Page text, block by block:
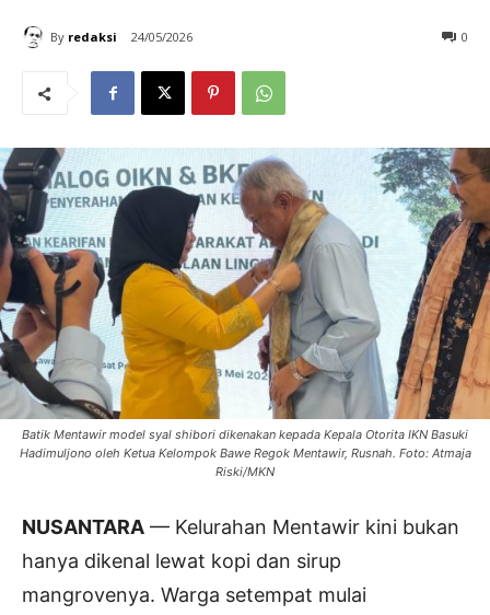
By redaksi 24/05/2026 0
Batik Mentawir model syal shibori dikenakan kepada Kepala Otorita IKN Basuki
Hadimuljono oleh Ketua Kelompok Bawe Regok Mentawir, Rusnah. Foto: Atmaja
Riski/MKN
NUSANTARA — Kelurahan Mentawir kini bukan
hanya dikenal lewat kopi dan sirup
mangrovenya. Warga setempat mulai